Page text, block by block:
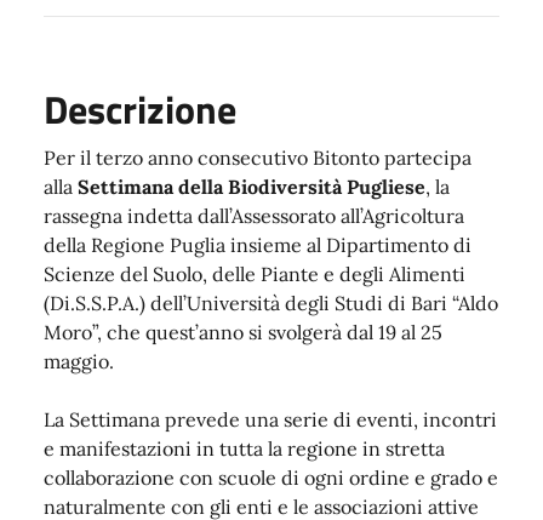
Descrizione
Per il terzo anno consecutivo Bitonto partecipa
alla Settimana della Biodiversità Pugliese, la
rassegna indetta dall’Assessorato all’Agricoltura
della Regione Puglia insieme al Dipartimento di
Scienze del Suolo, delle Piante e degli Alimenti
(Di.S.S.P.A.) dell’Università degli Studi di Bari “Aldo
Moro”, che quest’anno si svolgerà dal 19 al 25
maggio.
La Settimana prevede una serie di eventi, incontri
e manifestazioni in tutta la regione in stretta
collaborazione con scuole di ogni ordine e grado e
naturalmente con gli enti e le associazioni attive